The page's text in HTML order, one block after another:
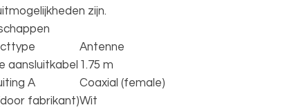
zijn.
Antenne
aansluitkabel 1.75 m
A
Coaxial (female)
fabrikant)Wit